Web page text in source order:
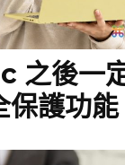
之後一
保護功能